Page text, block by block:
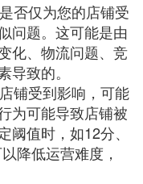
否仅为您的店铺受
问题。这可能是由
化、物流问题、竞
致的。
铺受到影响，可能
为可能导致店铺被
值时，如12分、
降低运营难度，